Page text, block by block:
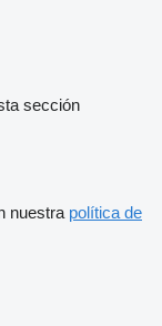
sección
nuestra política de